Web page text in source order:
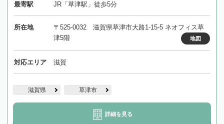
最寄駅 JR「草津駅」徒歩5分
所在地
〒525-0032 滋賀県草津市大路1-15-5 ネオフィス草
津5階
地図
対応エリア 滋賀
滋賀県 草津市
詳細を見る